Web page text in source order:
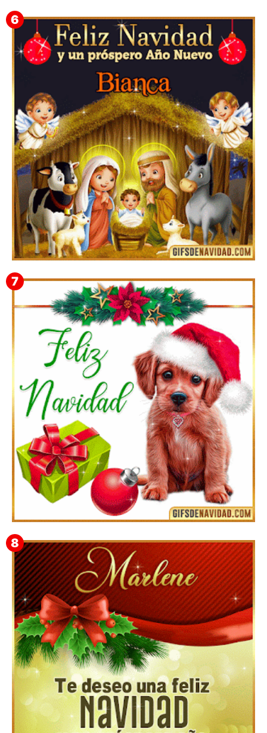
Te deseo una Feliz Navidad Bardona
Feliz Navidad y próspero Año Nuevo Bianca
▷ Los Mejores Fondos de pantalla de feliz navidad
2022 📖